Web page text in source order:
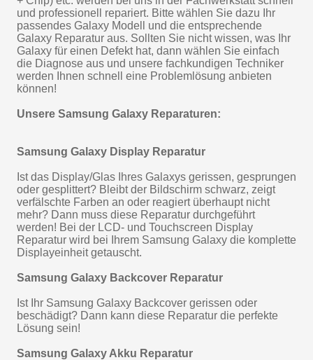
und professionell repariert. Bitte wählen Sie dazu Ihr
passendes Galaxy Modell und die entsprechende
Galaxy Reparatur aus. Sollten Sie nicht wissen, was Ihr
Galaxy für einen Defekt hat, dann wählen Sie einfach
die Diagnose aus und unsere fachkundigen Techniker
werden Ihnen schnell eine Problemlösung anbieten
können!
Unsere Samsung Galaxy Reparaturen:
Samsung Galaxy Display Reparatur
Ist das Display/Glas Ihres Galaxys gerissen, gesprungen
oder gesplittert? Bleibt der Bildschirm schwarz, zeigt
verfälschte Farben an oder reagiert überhaupt nicht
mehr? Dann muss diese Reparatur durchgeführt
werden! Bei der LCD- und Touchscreen Display
Reparatur wird bei Ihrem Samsung Galaxy die komplette
Displayeinheit getauscht.
Samsung Galaxy Backcover Reparatur
Ist Ihr Samsung Galaxy Backcover gerissen oder
beschädigt? Dann kann diese Reparatur die perfekte
Lösung sein!
Samsung Galaxy Akku Reparatur